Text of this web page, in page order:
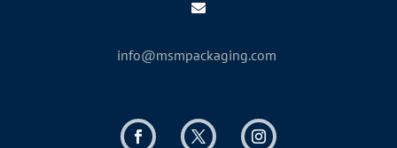
info@msmpackaging.com